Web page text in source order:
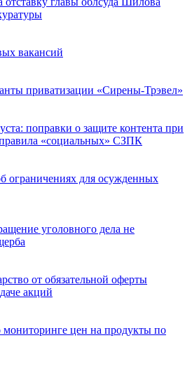
вакансий
приватизации «Сирены-Трэвел»
поправки о защите контента при
«социальных» СЗПК
ограничениях для осужденных
уголовного дела не
от обязательной оферты
акций
цен на продукты по